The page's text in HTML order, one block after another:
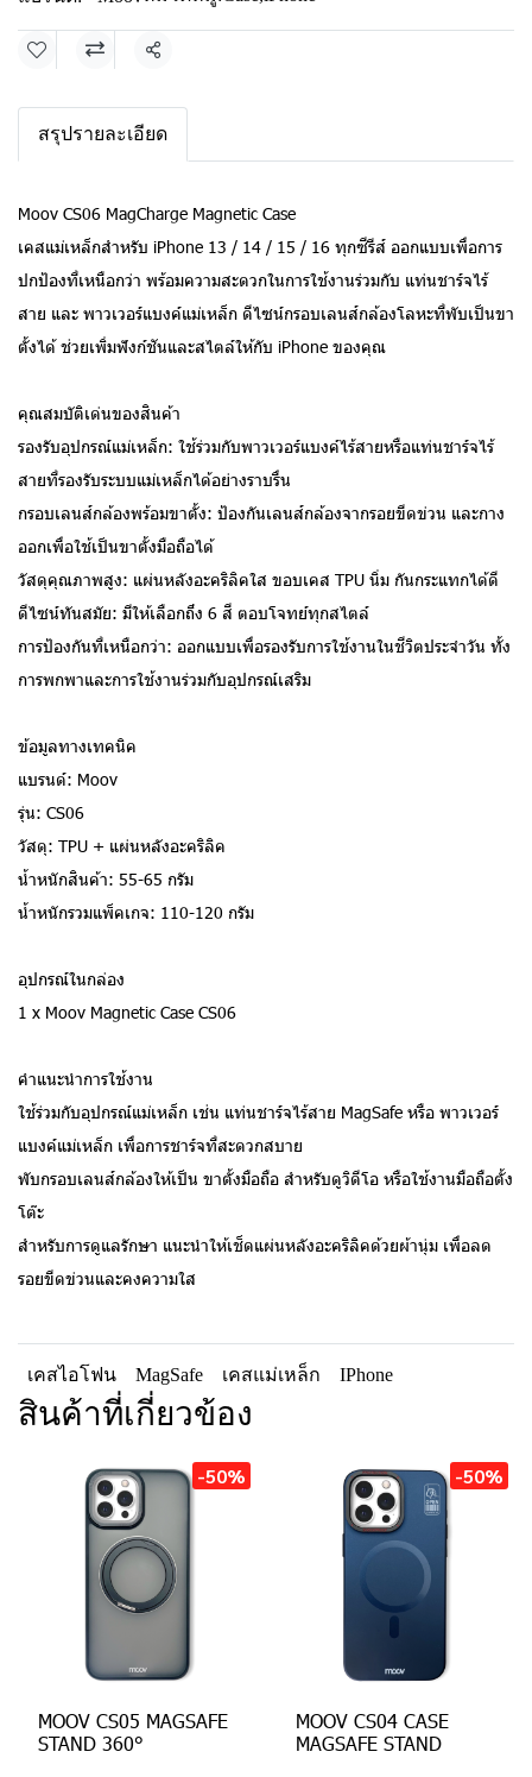
แชร์
สรุปรายละเอียด
Moov CS06 MagCharge Magnetic Case
เคสแม่เหล็กสำหรับ iPhone 13 / 14 / 15 / 16 ทุกซีรีส์ ออกแบบเพื่อการ
ปกป้องที่เหนือกว่า พร้อมความสะดวกในการใช้งานร่วมกับ แท่นชาร์จไร้
สาย และ พาวเวอร์แบงค์แม่เหล็ก ดีไซน์กรอบเลนส์กล้องโลหะที่พับเป็นขา
ตั้งได้ ช่วยเพิ่มฟังก์ชันและสไตล์ให้กับ iPhone ของคุณ
คุณสมบัติเด่นของสินค้า
รองรับอุปกรณ์แม่เหล็ก: ใช้ร่วมกับพาวเวอร์แบงค์ไร้สายหรือแท่นชาร์จไร้
สายที่รองรับระบบแม่เหล็กได้อย่างราบรื่น
กรอบเลนส์กล้องพร้อมขาตั้ง: ป้องกันเลนส์กล้องจากรอยขีดข่วน และกาง
ออกเพื่อใช้เป็นขาตั้งมือถือได้
วัสดุคุณภาพสูง: แผ่นหลังอะคริลิคใส ขอบเคส TPU นิ่ม กันกระแทกได้ดี
ดีไซน์ทันสมัย: มีให้เลือกถึง 6 สี ตอบโจทย์ทุกสไตล์
การป้องกันที่เหนือกว่า: ออกแบบเพื่อรองรับการใช้งานในชีวิตประจำวัน ทั้ง
การพกพาและการใช้งานร่วมกับอุปกรณ์เสริม
ข้อมูลทางเทคนิค
แบรนด์: Moov
รุ่น: CS06
วัสดุ: TPU + แผ่นหลังอะคริลิค
น้ำหนักสินค้า: 55-65 กรัม
น้ำหนักรวมแพ็คเกจ: 110-120 กรัม
อุปกรณ์ในกล่อง
1 x Moov Magnetic Case CS06
คำแนะนำการใช้งาน
ใช้ร่วมกับอุปกรณ์แม่เหล็ก เช่น แท่นชาร์จไร้สาย MagSafe หรือ พาวเวอร์
แบงค์แม่เหล็ก เพื่อการชาร์จที่สะดวกสบาย
พับกรอบเลนส์กล้องให้เป็น ขาตั้งมือถือ สำหรับดูวิดีโอ หรือใช้งานมือถือตั้ง
โต๊ะ
สำหรับการดูแลรักษา แนะนำให้เช็ดแผ่นหลังอะคริลิคด้วยผ้านุ่ม เพื่อลด
รอยขีดข่วนและคงความใส
เคสไอโฟน MagSafe เคสแม่เหล็ก IPhone
สินค้าที่เกี่ยวข้อง
-50%
MOOV CS05 MAGSAFE
STAND 360°
-50%
MOOV CS04 CASE
MAGSAFE STAND